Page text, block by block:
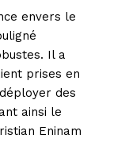
envers le
Il a
prises en
des
ainsi le
Eninam